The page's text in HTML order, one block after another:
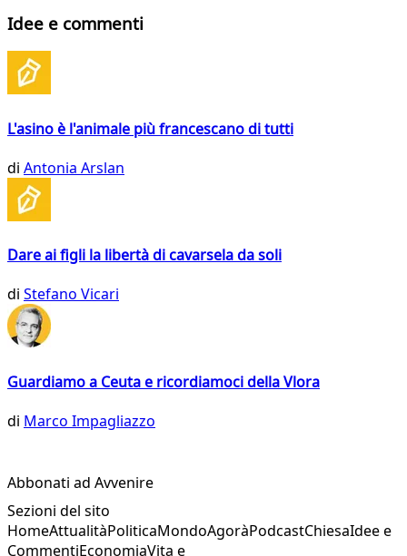
Idee e commenti
L'asino è l'animale più francescano di tutti
di Antonia Arslan
Dare ai figli la libertà di cavarsela da soli
di Stefano Vicari
Guardiamo a Ceuta e ricordiamoci della Vlora
di Marco Impagliazzo
Abbonati ad Avvenire
Sezioni del sito
HomeAttualitàPoliticaMondoAgoràPodcastChiesaIdee e
CommentiEconomiaVita e